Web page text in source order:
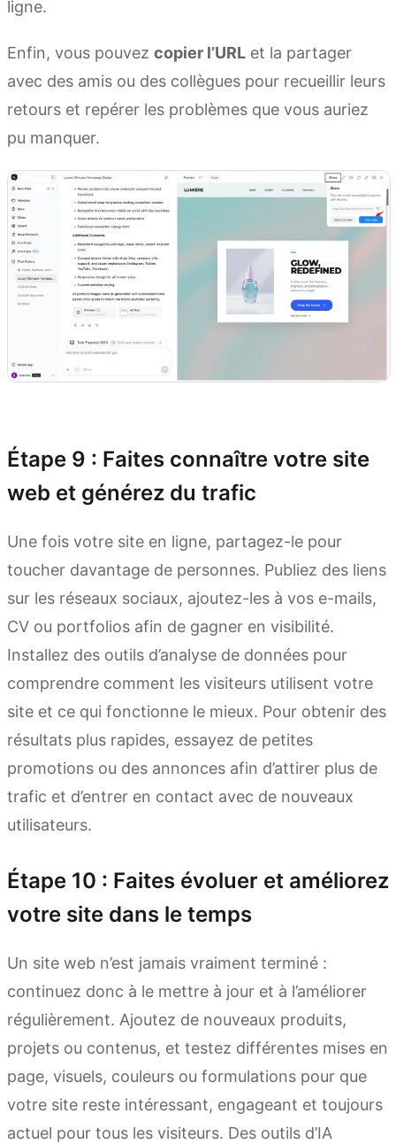
ligne.
Enfin, vous pouvez copier l’URL et la partager
avec des amis ou des collègues pour recueillir leurs
retours et repérer les problèmes que vous auriez
pu manquer.
Étape 9 : Faites connaître votre site
web et générez du trafic
Une fois votre site en ligne, partagez-le pour
toucher davantage de personnes. Publiez des liens
sur les réseaux sociaux, ajoutez-les à vos e-mails,
CV ou portfolios afin de gagner en visibilité.
Installez des outils d’analyse de données pour
comprendre comment les visiteurs utilisent votre
site et ce qui fonctionne le mieux. Pour obtenir des
résultats plus rapides, essayez de petites
promotions ou des annonces afin d’attirer plus de
trafic et d’entrer en contact avec de nouveaux
utilisateurs.
Étape 10 : Faites évoluer et améliorez
votre site dans le temps
Un site web n’est jamais vraiment terminé :
continuez donc à le mettre à jour et à l’améliorer
régulièrement. Ajoutez de nouveaux produits,
projets ou contenus, et testez différentes mises en
page, visuels, couleurs ou formulations pour que
votre site reste intéressant, engageant et toujours
actuel pour tous les visiteurs. Des outils d’IA